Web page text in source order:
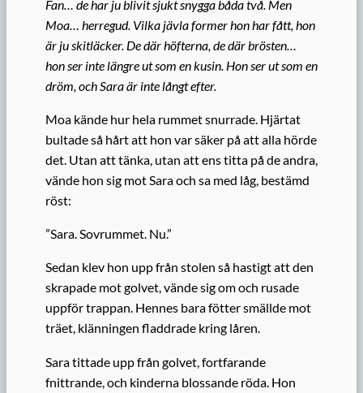
Fan… de har ju blivit sjukt snygga båda två. Men
Moa… herregud. Vilka jävla former hon har fått, hon
är ju skitläcker. De där höfterna, de där brösten…
hon ser inte längre ut som en kusin. Hon ser ut som en
dröm, och Sara är inte långt efter.
Moa kände hur hela rummet snurrade. Hjärtat
bultade så hårt att hon var säker på att alla hörde
det. Utan att tänka, utan att ens titta på de andra,
vände hon sig mot Sara och sa med låg, bestämd
röst:
”Sara. Sovrummet. Nu.”
Sedan klev hon upp från stolen så hastigt att den
skrapade mot golvet, vände sig om och rusade
uppför trappan. Hennes bara fötter smällde mot
träet, klänningen fladdrade kring låren.
Sara tittade upp från golvet, fortfarande
fnittrande, och kinderna blossande röda. Hon